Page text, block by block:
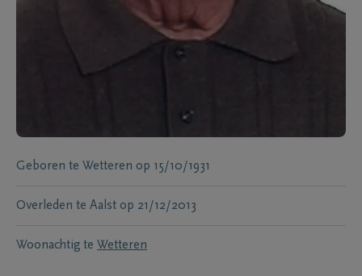
Geboren te Wetteren op 15/10/1931
Overleden te Aalst op 21/12/2013
Woonachtig te Wetteren